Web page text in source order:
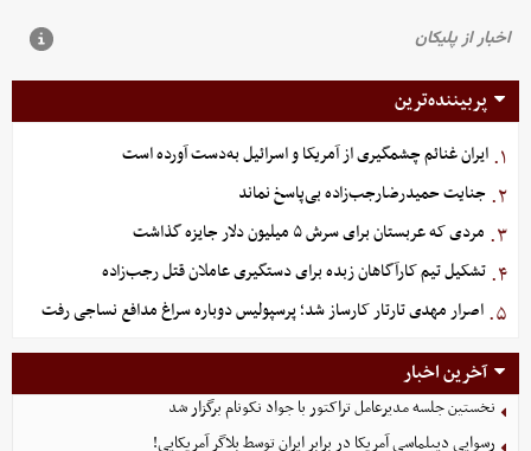
پربیننده‌ترین
۱. ایران غنائم چشمگیری از آمریکا و اسرائیل به‌دست آورده است
۲. جنایت حمیدرضارجب‌زاده بی‌پاسخ نماند
۳. مردی که عربستان برای سرش ۵ میلیون دلار جایزه گذاشت
۴. تشکیل تیم کارآگاهان زبده برای دستگیری عاملان قتل رجب‌زاده
۵. اصرار مهدی تارتار کارساز شد؛ پرسپولیس دوباره سراغ مدافع نساجی رفت
آخرین اخبار
نخستین جلسه مدیرعامل تراکتور با جواد نکونام برگزار شد
رسوایی دیپلماسی آمریکا در برابر ایران توسط بلاگر آمریکایی!